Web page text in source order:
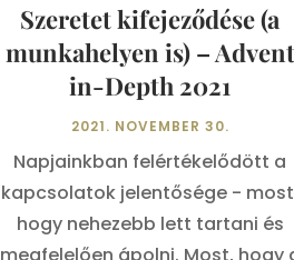
Szeretet kifejeződése (a
munkahelyen is) – Advent
in-Depth 2021
2021. NOVEMBER 30.
Napjainkban felértékelődött a
kapcsolatok jelentősége -
hogy nehezebb lett tartani és
megfelelően ápolni. Most, hogy